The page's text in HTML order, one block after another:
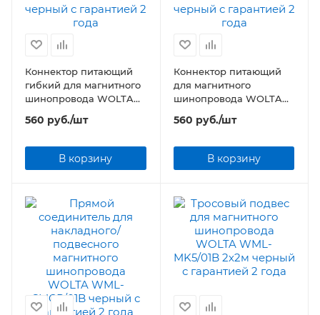
Коннектор питающий
гибкий для магнитного
шинопровода WOLTA
WML-FC/01B черный
560 руб./шт
В корзину
Коннектор питающий
для магнитного
шинопровода WOLTA
WML-SC/01B черный
560 руб./шт
В корзину